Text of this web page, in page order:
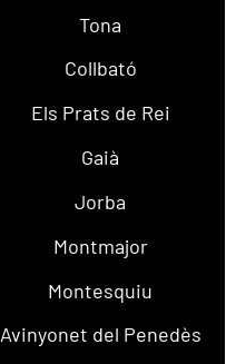
Tona
Collbató
Els Prats de Rei
Gaià
Jorba
Montmajor
Montesquiu
Avinyonet del Penedès